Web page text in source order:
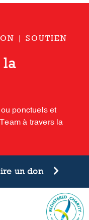
| SOUTIEN
la
ponctuels et
à travers la
un don